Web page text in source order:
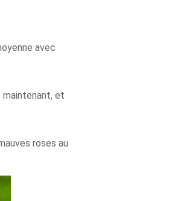
avec
maintenant, et
roses au